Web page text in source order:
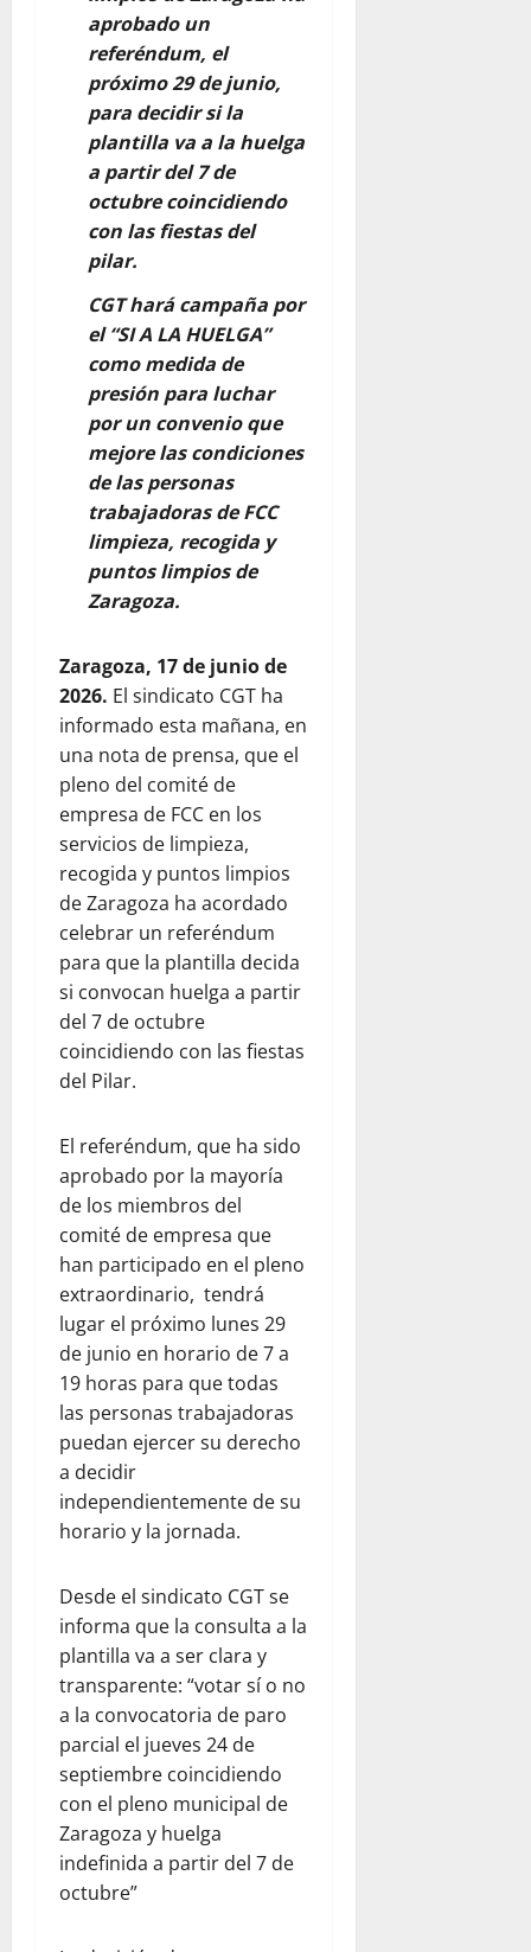
aprobado un
referéndum, el
próximo 29 de junio,
para decidir si la
plantilla va a la huelga
a partir del 7 de
octubre coincidiendo
con las fiestas del
pilar.
CGT hará campaña por
el “SI A LA HUELGA”
como medida de
presión para luchar
por un convenio que
mejore las condiciones
de las personas
trabajadoras de FCC
limpieza, recogida y
puntos limpios de
Zaragoza.
Zaragoza, 17 de junio de
2026. El sindicato CGT ha
informado esta mañana, en
una nota de prensa, que el
pleno del comité de
empresa de FCC en los
servicios de limpieza,
recogida y puntos limpios
de Zaragoza ha acordado
celebrar un referéndum
para que la plantilla decida
si convocan huelga a partir
del 7 de octubre
coincidiendo con las fiestas
del Pilar.
El referéndum, que ha sido
aprobado por la mayoría
de los miembros del
comité de empresa que
han participado en el pleno
extraordinario, tendrá
lugar el próximo lunes 29
de junio en horario de 7 a
19 horas para que todas
las personas trabajadoras
puedan ejercer su derecho
a decidir
independientemente de su
horario y la jornada.
Desde el sindicato CGT se
informa que la consulta a la
plantilla va a ser clara y
transparente: “votar sí o no
a la convocatoria de paro
parcial el jueves 24 de
septiembre coincidiendo
con el pleno municipal de
Zaragoza y huelga
indefinida a partir del 7 de
octubre”